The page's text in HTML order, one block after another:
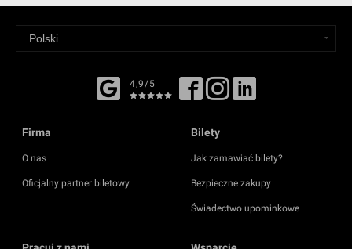
4,9/5
Firma
O nas
Oficjalny partner biletowy
Bilety
Jak zamawiać bilety?
Bezpieczne zakupy
Świadectwo upominkowe